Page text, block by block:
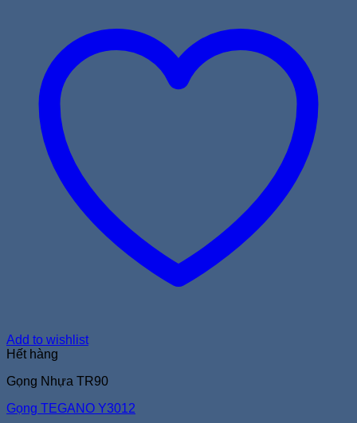
Add to wishlist
Hết hàng
Gọng Nhựa TR90
Gọng TEGANO Y3012